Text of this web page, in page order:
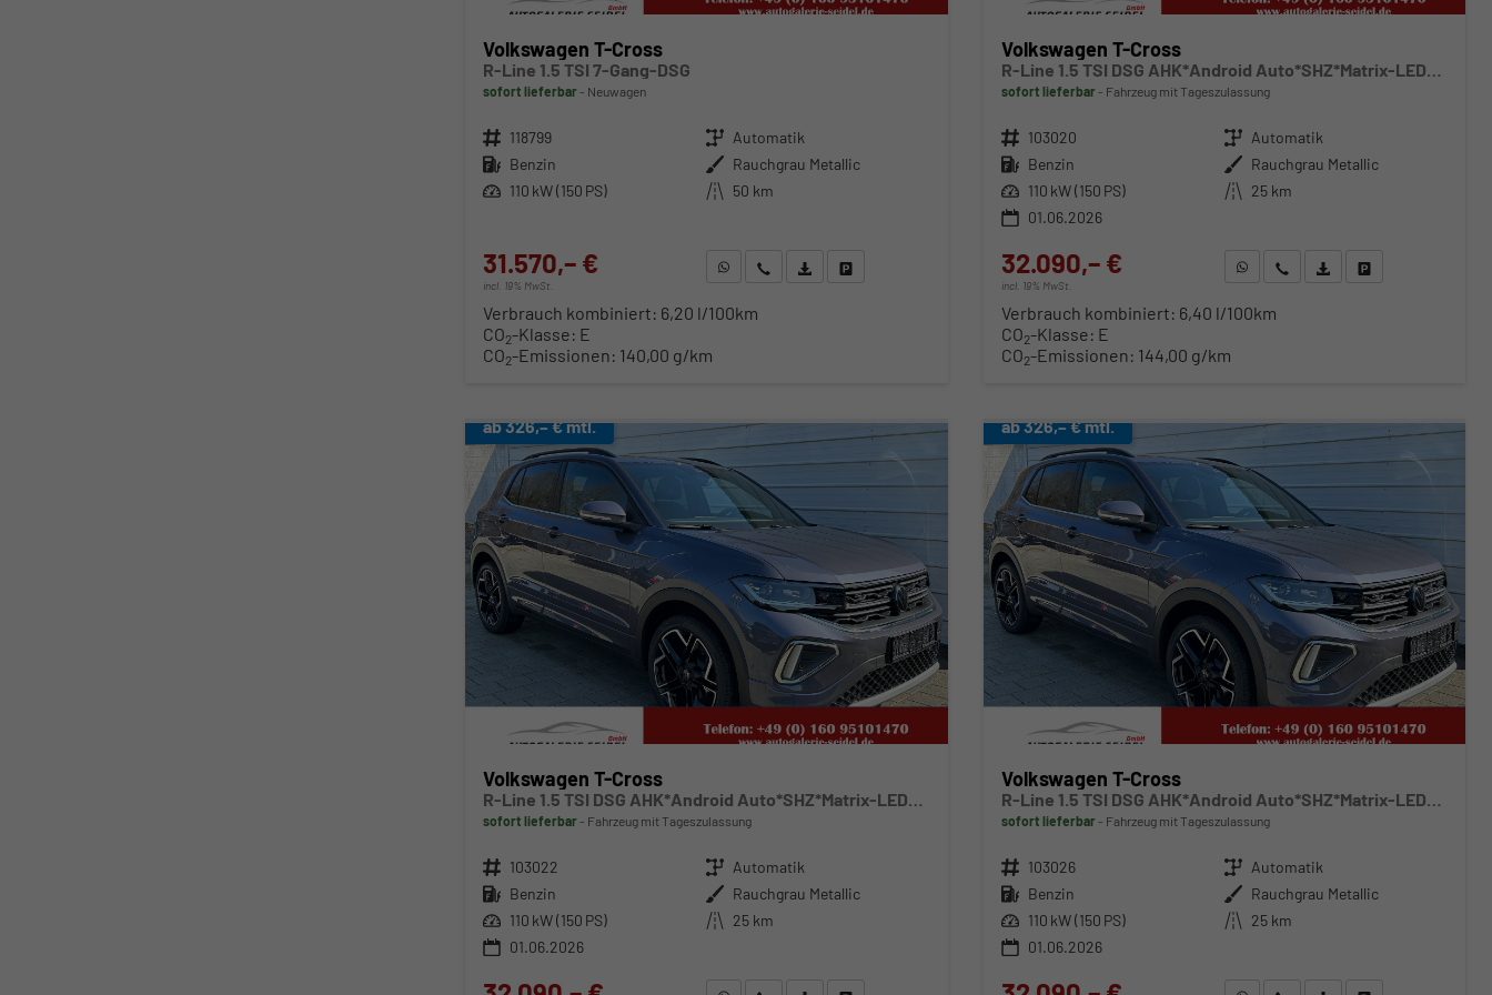
Volkswagen T-Cross
R-Line 1.5 TSI 7-Gang-DSG
sofort lieferbar Neuwagen
Fahrzeugnr. 118799 Getriebe Automatik
Kraftstoff Benzin Außenfarbe Rauchgrau Metallic
Leistung 110 kW (150 PS) Kilometerstand 50 km
31.570,– €
incl. 19% MwSt.
WhatsApp anfragen
Wir rufen Sie anFahrzeugexposé (PDF)
Verbrauch kombiniert: 6,20 l/100km
CO2-Klasse: E
CO2-Emissionen: 140,00 g/km
Volkswagen T-Cross
R-Line 1.5 TSI DSG AHK*Android Auto*SHZ*Matrix-LED*Kamera*Keyless*18"
sofort lieferbar Fahrzeug mit Tageszulassung
Fahrzeugnr. 103020 Getriebe Automatik
Kraftstoff Benzin Außenfarbe Rauchgrau Metallic
Leistung 110 kW (150 PS) Kilometerstand 25 km
01.06.2026
32.090,– €
incl. 19% MwSt.
WhatsApp anfragen
Wir rufen Sie anFahrzeugexposé (PDF)
Fahrzeug parken
Verbrauch kombiniert: 6,40 l/100km
CO2-Klasse: E
CO2-Emissionen: 144,00 g/km
ab 326,– € mtl.
Volkswagen T-Cross
R-Line 1.5 TSI DSG AHK*Android Auto*SHZ*Matrix-LED*Kamera*Keyless*18"
sofort lieferbar Fahrzeug mit Tageszulassung
Fahrzeugnr. 103022 Getriebe Automatik
Kraftstoff Benzin Außenfarbe Rauchgrau Metallic
Leistung 110 kW (150 PS) Kilometerstand 25 km
01.06.2026
ab 326,– € mtl.
Volkswagen T-Cross
R-Line 1.5 TSI DSG AHK*Android Auto*SHZ*Matrix-LED*Kamera*Keyless*18"
sofort lieferbar Fahrzeug mit Tageszulassung
Fahrzeugnr. 103026 Getriebe Automatik
Kraftstoff Benzin Außenfarbe Rauchgrau Metallic
Leistung 110 kW (150 PS) Kilometerstand 25 km
01.06.2026